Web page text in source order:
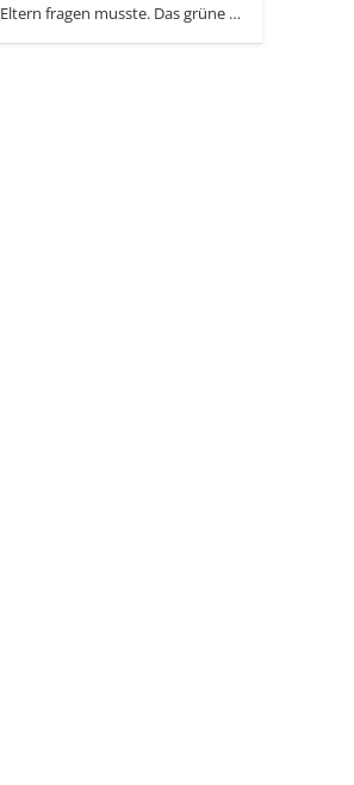
Eltern fragen musste. Das grüne …